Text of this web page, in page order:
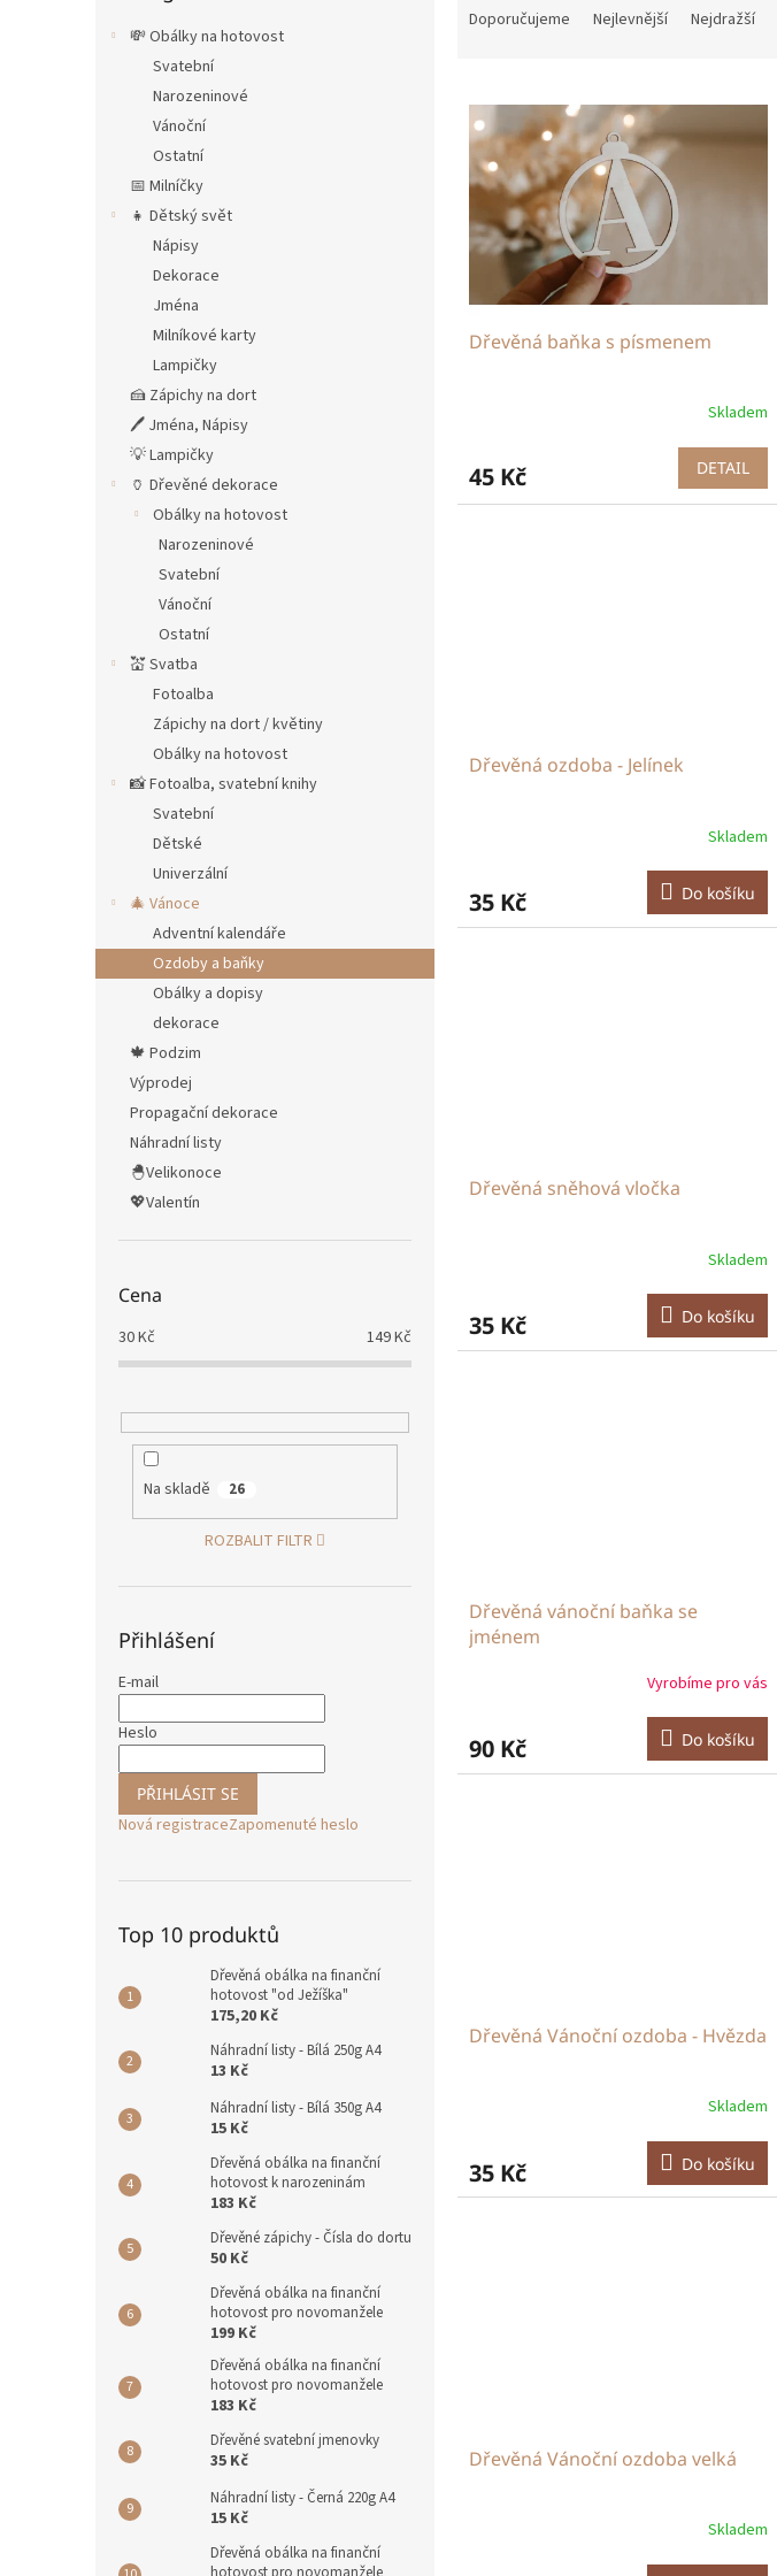
💸 Obálky na hotovost
Svatební
Narozeninové
Vánoční
Ostatní
📅 Milníčky
👧 Dětský svět
Nápisy
Dekorace
Jména
Milníkové karty
Lampičky
🍰 Zápichy na dort
🖊 Jména, Nápisy
💡 Lampičky
🏺 Dřevěné dekorace
Obálky na hotovost
Narozeninové
Svatební
Vánoční
Ostatní
💒 Svatba
Fotoalba
Zápichy na dort / květiny
Obálky na hotovost
📸 Fotoalba, svatební knihy
Svatební
Dětské
Univerzální
🎄 Vánoce
Adventní kalendáře
Ozdoby a baňky
Obálky a dopisy
dekorace
🍁 Podzim
Výprodej
Propagační dekorace
Náhradní listy
🐣Velikonoce
💖Valentín
Cena
30Kč 149Kč
Na skladě 26
ROZBALIT FILTR
Přihlášení
E-mail
Heslo
PŘIHLÁSIT SE
Nová registraceZapomenuté heslo
Top 10 produktů
Dřevěná obálka na finanční
hotovost "od Ježíška"
175,20 Kč
Náhradní listy - Bílá 250g A4
13 Kč
Náhradní listy - Bílá 350g A4
15 Kč
Dřevěná obálka na finanční
hotovost k narozeninám
183 Kč
Dřevěné zápichy - Čísla do dortu
50 Kč
Dřevěná obálka na finanční
hotovost pro novomanžele
199 Kč
Dřevěná obálka na finanční
hotovost pro novomanžele
183 Kč
Dřevěné svatební jmenovky
35 Kč
Náhradní listy - Černá 220g A4
15 Kč
Dřevěná obálka na finanční
p
o
d
u
Doporučujeme Nejlevnější Nejdražší
p
p
Dřevěná baňka s písmenem
Skladem
45 Kč DETAIL
Dřevěná ozdoba - Jelínek
Skladem
35 Kč Do košíku
Dřevěná sněhová vločka
Skladem
35 Kč Do košíku
Dřevěná vánoční baňka se
jménem
Vyrobíme pro vás
90 Kč Do košíku
Dřevěná Vánoční ozdoba - Hvězda
Skladem
35 Kč Do košíku
Dřevěná Vánoční ozdoba velká
Skladem